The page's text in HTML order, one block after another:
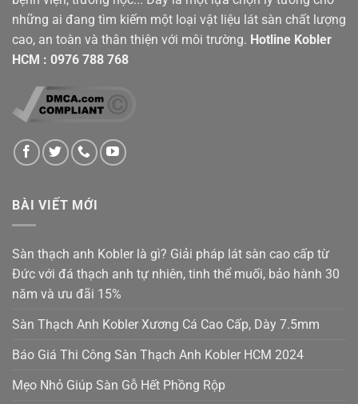
những ai đang tìm kiếm một loại vật liệu lát sàn chất lượng
cao, an toàn và thân thiện với môi trường. Hotline Kobler
HCM : 0976 788 768
BÀI VIẾT MỚI
Sàn thạch anh Kobler là gì? Giải pháp lát sàn cao cấp từ
Đức với đá thạch anh tự nhiên, tinh thể muối, bảo hành 30
năm và ưu đãi 15%
Sàn Thạch Anh Kobler Xương Cá Cao Cấp, Dày 7.5mm
Báo Giá Thi Công Sàn Thạch Anh Kobler HCM 2024
Mẹo Nhỏ Giúp Sàn Gỗ Hết Phồng Rộp